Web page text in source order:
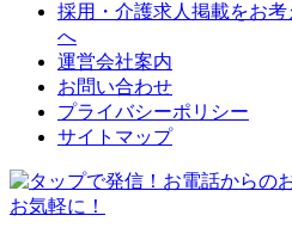
採用・介護求人掲載をお
へ
運営会社案内
お問い合わせ
プライバシーポリシー
サイトマップ